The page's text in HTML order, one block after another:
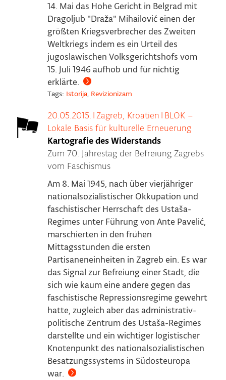
14. Mai das Hohe Gericht in Belgrad mit
Dragoljub "Draža" Mihailović einen der
größten Kriegsverbrecher des Zweiten
Weltkriegs indem es ein Urteil des
jugoslawischen Volksgerichtshofs vom
15. Juli 1946 aufhob und für nichtig
erklärte.
Tags: Istorija, Revizionizam
20.05.2015. |Zagreb, Kroatien | BLOK –
Lokale Basis für kulturelle Erneuerung
Kartografie des Widerstands
Zum 70. Jahrestag der Befreiung Zagrebs
vom Faschismus
Am 8. Mai 1945, nach über vierjähriger
nationalsozialistischer Okkupation und
faschistischer Herrschaft des Ustaša-
Regimes unter Führung von Ante Pavelić,
marschierten in den frühen
Mittagsstunden die ersten
Partisaneneinheiten in Zagreb ein. Es war
das Signal zur Befreiung einer Stadt, die
sich wie kaum eine andere gegen das
faschistische Repressionsregime gewehrt
hatte, zugleich aber das administrativ-
politische Zentrum des Ustaša-Regimes
darstellte und ein wichtiger logistischer
Knotenpunkt des nationalsozialistischen
Besatzungssystems in Südosteuropa
war.